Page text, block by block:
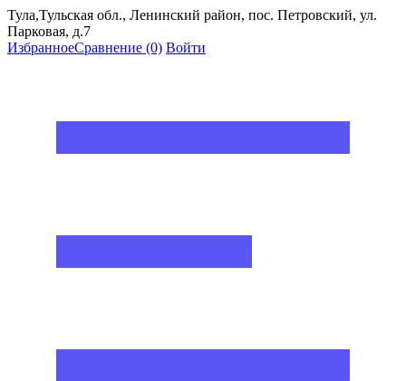
Тула,Тульская обл., Ленинский район, пос. Петровский, ул.
Парковая, д.7
ИзбранноеСравнение (0) Войти